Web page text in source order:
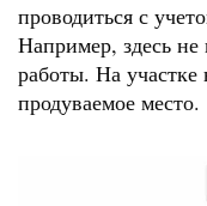
проводиться с
Например, здесь
работы. На
продуваемое место.